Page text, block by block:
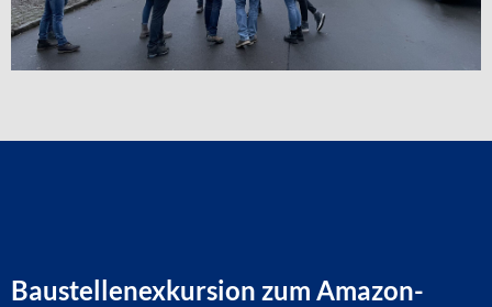
Baustellenexkursion zum Amazon-